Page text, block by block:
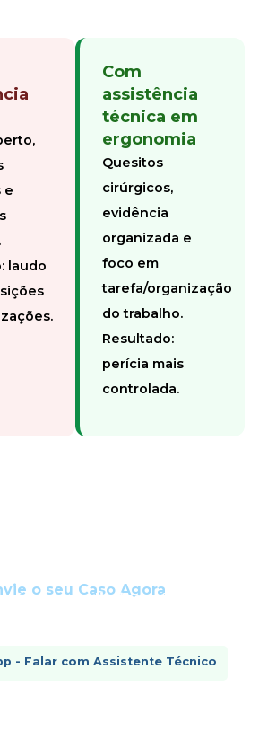
e
laudo
Com
assistência
técnica em
ergonomia
Quesitos
cirúrgicos,
evidência
organizada e
foco em
tarefa/organização
do trabalho.
Resultado:
perícia mais
controlada.
o seu Caso Agora
técnica preliminar rápida.
- Falar com Assistente Técnico